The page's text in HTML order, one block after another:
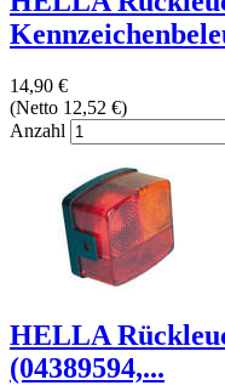
14,90 €
(Netto 12,52 €)
Anzahl
HELLA
(04389594,...